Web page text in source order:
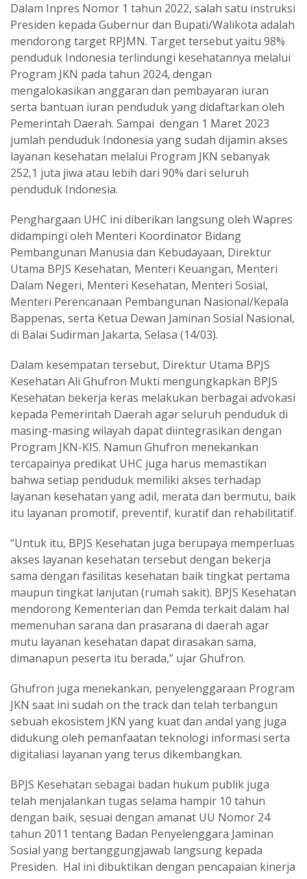
Dalam Inpres Nomor 1 tahun 2022, salah satu instruksi
Presiden kepada Gubernur dan Bupati/Walikota adalah
mendorong target RPJMN. Target tersebut yaitu 98%
penduduk Indonesia terlindungi kesehatannya melalui
Program JKN pada tahun 2024, dengan
mengalokasikan anggaran dan pembayaran iuran
serta bantuan iuran penduduk yang didaftarkan oleh
Pemerintah Daerah. Sampai dengan 1 Maret 2023
jumlah penduduk Indonesia yang sudah dijamin akses
layanan kesehatan melalui Program JKN sebanyak
252,1 juta jiwa atau lebih dari 90% dari seluruh
penduduk Indonesia.
Penghargaan UHC ini diberikan langsung oleh Wapres
didampingi oleh Menteri Koordinator Bidang
Pembangunan Manusia dan Kebudayaan, Direktur
Utama BPJS Kesehatan, Menteri Keuangan, Menteri
Dalam Negeri, Menteri Kesehatan, Menteri Sosial,
Menteri Perencanaan Pembangunan Nasional/Kepala
Bappenas, serta Ketua Dewan Jaminan Sosial Nasional,
di Balai Sudirman Jakarta, Selasa (14/03).
Dalam kesempatan tersebut, Direktur Utama BPJS
Kesehatan Ali Ghufron Mukti mengungkapkan BPJS
Kesehatan bekerja keras melakukan berbagai advokasi
kepada Pemerintah Daerah agar seluruh penduduk di
masing-masing wilayah dapat diintegrasikan dengan
Program JKN-KIS. Namun Ghufron menekankan
tercapainya predikat UHC juga harus memastikan
bahwa setiap penduduk memiliki akses terhadap
layanan kesehatan yang adil, merata dan bermutu, baik
itu layanan promotif, preventif, kuratif dan rehabilitatif.
“Untuk itu, BPJS Kesehatan juga berupaya memperluas
akses layanan kesehatan tersebut dengan bekerja
sama dengan fasilitas kesehatan baik tingkat pertama
maupun tingkat lanjutan (rumah sakit). BPJS Kesehatan
mendorong Kementerian dan Pemda terkait dalam hal
memenuhan sarana dan prasarana di daerah agar
mutu layanan kesehatan dapat dirasakan sama,
dimanapun peserta itu berada,” ujar Ghufron.
Ghufron juga menekankan, penyelenggaraan Program
JKN saat ini sudah on the track dan telah terbangun
sebuah ekosistem JKN yang kuat dan andal yang juga
didukung oleh pemanfaatan teknologi informasi serta
digitaliasi layanan yang terus dikembangkan.
BPJS Kesehatan sebagai badan hukum publik juga
telah menjalankan tugas selama hampir 10 tahun
dengan baik, sesuai dengan amanat UU Nomor 24
tahun 2011 tentang Badan Penyelenggara Jaminan
Sosial yang bertanggungjawab langsung kepada
Presiden. Hal ini dibuktikan dengan pencapaian kinerja